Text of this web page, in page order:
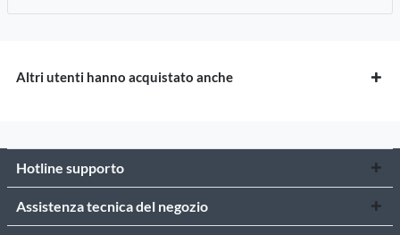
Altri utenti hanno acquistato anche
Hotline supporto
Assistenza tecnica del negozio